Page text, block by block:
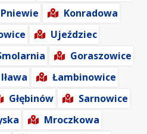
Pniewie
Konradowa
Ujeździec
Goraszowice
Iława
Łambinowice
Głębinów
Sarnowice
Mroczkowa